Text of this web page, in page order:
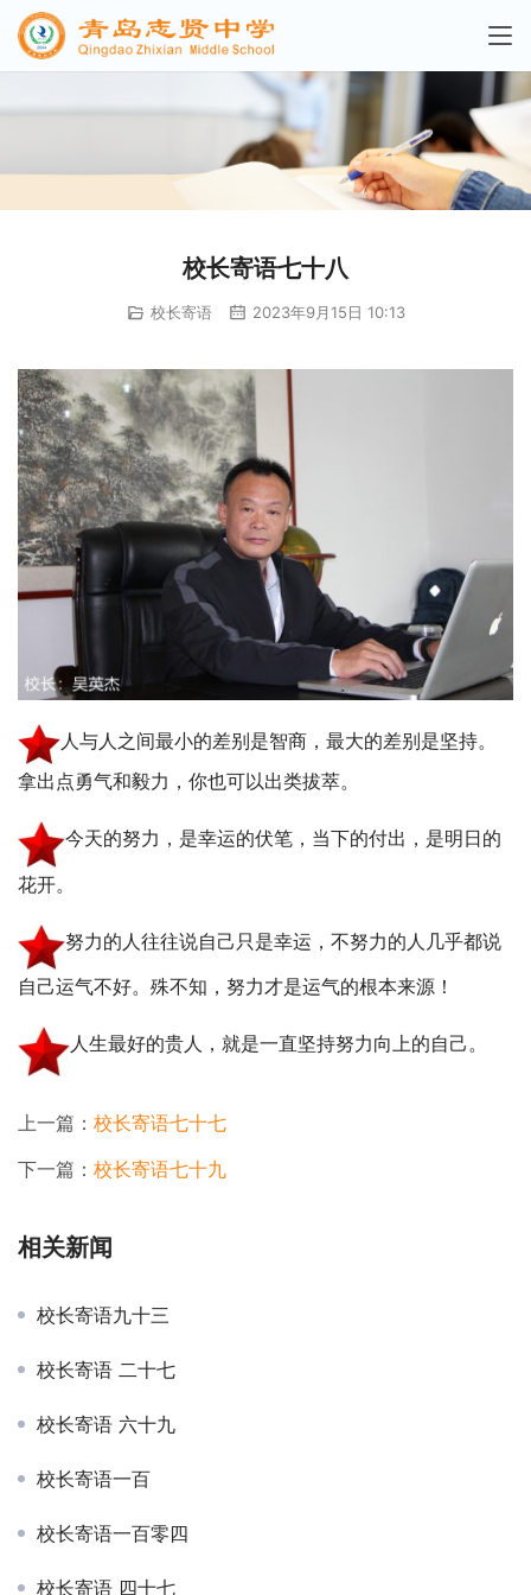
校长寄语七十八
校长寄语 2023年9月15日 10:13
人与人之间最小的差别是智商，最大的差别是坚持。
拿出点勇气和毅力，你也可以出类拔萃。
今天的努力，是幸运的伏笔，当下的付出，是明日的
花开。
努力的人往往说自己只是幸运，不努力的人几乎都说
自己运气不好。殊不知，努力才是运气的根本来源！
人生最好的贵人，就是一直坚持努力向上的自己。
上一篇： 校长寄语七十七
下一篇： 校长寄语七十九
相关新闻
校长寄语九十三
校长寄语 二十七
校长寄语 六十九
校长寄语一百
校长寄语一百零四
校长寄语 四十七